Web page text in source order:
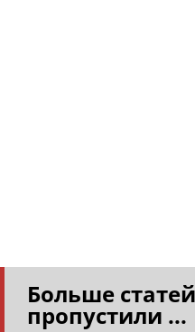
Больше
пропустили ...